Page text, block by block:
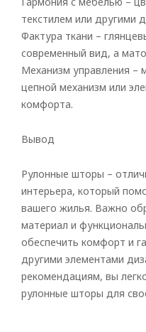
текстилем или другими
Фактура ткани –
современный вид, а
Механизм управления –
цепной механизм или
комфорта.
Вывод
Рулонные шторы –
интерьера, который
вашего жилья. Важно
материал и
обеспечить комфорт и
другими элементами
рекомендациям, вы
рулонные шторы для